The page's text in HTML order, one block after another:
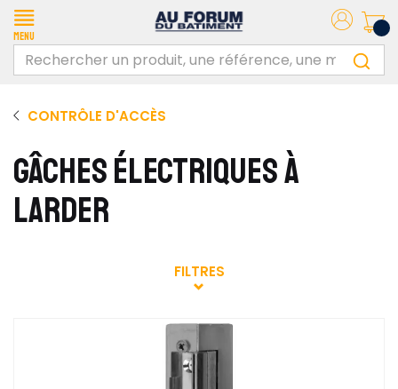
Menu
CONTRÔLE D'ACCÈS
GÂCHES ÉLECTRIQUES À
LARDER
FILTRES